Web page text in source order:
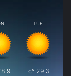
TUE
29.3
°c